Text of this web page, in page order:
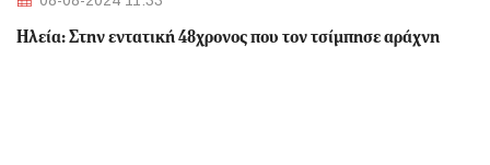
Ηλεία: Στην εντατική 48χρονος που τον τσίμπησε αράχνη